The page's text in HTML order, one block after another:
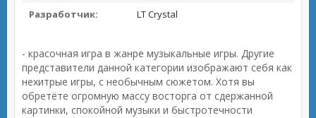
Разработчик:
LT Crystal
- красочная игра в жанре музыкальные игры. Другие
представители данной категории изображают себя как
нехитрые игры, с необычным сюжетом. Хотя вы
обретёте огромную массу восторга от сдержанной
картинки, спокойной музыки и быстротечности